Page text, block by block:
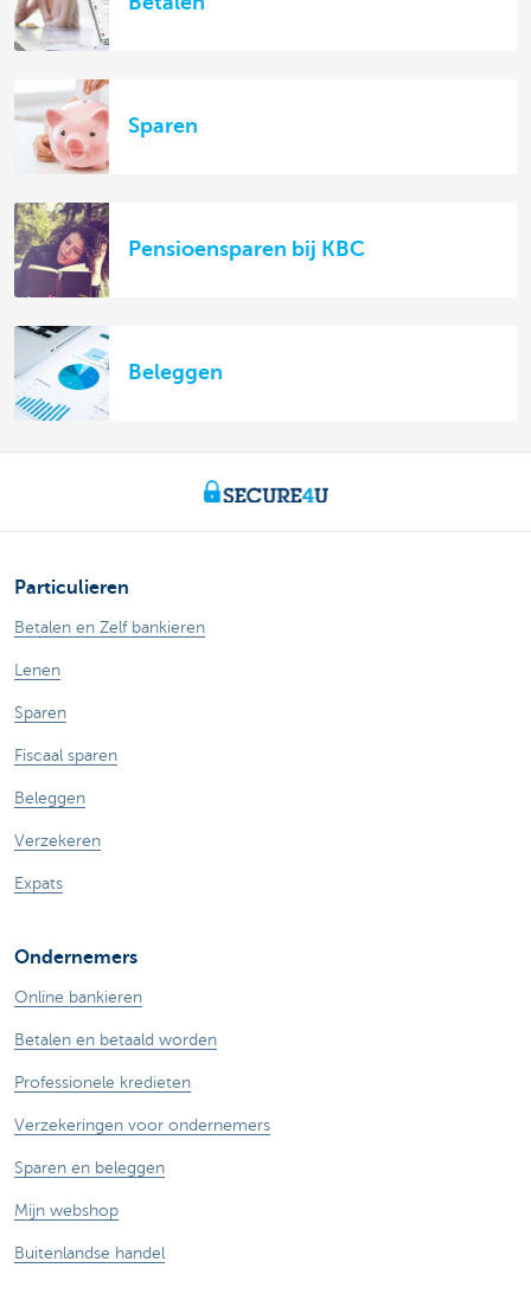
Sparen
Pensioensparen bij KBC
Beleggen
Particulieren
Betalen en Zelf bankieren
Lenen
Sparen
Fiscaal sparen
Beleggen
Verzekeren
Expats
Ondernemers
Online bankieren
Betalen en betaald worden
Professionele kredieten
Verzekeringen voor ondernemers
Sparen en beleggen
Mijn webshop
Buitenlandse handel